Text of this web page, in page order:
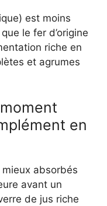
est moins
le fer d’origine
riche en
et agrumes
en
absorbés
avant un
de jus riche